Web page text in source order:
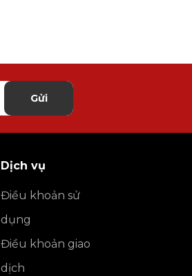
Gửi
Dịch vụ
Điều khoản sử
dụng
Điều khoản giao
dịch